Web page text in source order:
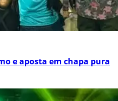
e aposta em chapa pura